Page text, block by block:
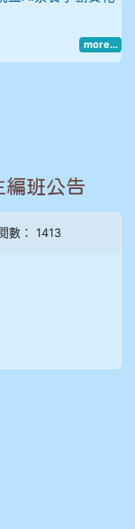
more...
班公告
數： 1413